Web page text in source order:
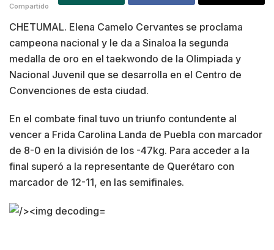
Compartido
CHETUMAL. Elena Camelo Cervantes se proclama
campeona nacional y le da a Sinaloa la segunda
medalla de oro en el taekwondo de la Olimpiada y
Nacional Juvenil que se desarrolla en el Centro de
Convenciones de esta ciudad.
En el combate final tuvo un triunfo contundente al
vencer a Frida Carolina Landa de Puebla con marcador
de 8-0 en la división de los -47kg. Para acceder a la
final superó a la representante de Querétaro con
marcador de 12-11, en las semifinales.